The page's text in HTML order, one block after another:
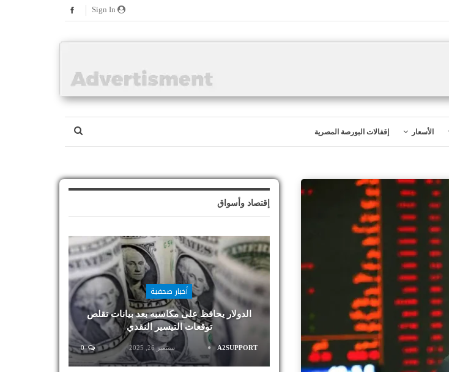
الأسعار إقفالات البورصة المصرية
إقتصاد وأسواق
أخبار صحفية
الدولار يحافظ على مكاسبه بعد بيانات تقلص
توقعات التيسير النقدي
A2SUPPORT سبتمبر 26, 2025 0